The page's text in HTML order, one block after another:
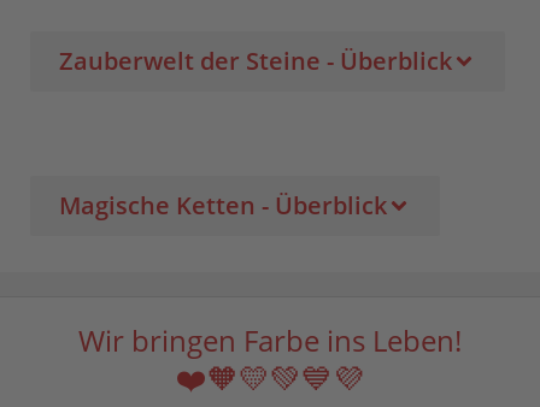
Zauberwelt der Steine - Überblick
Magische Ketten - Überblick
Wir bringen Farbe ins Leben!
❤️🧡💛💚💙💜